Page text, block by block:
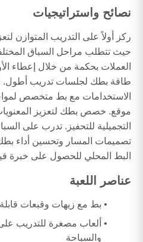
نصائح واستراتيجيات
ركز أولاً على التدريب المتوازن
حيث تتطلب مراحل السباق
العملات بحكمة من خلال إعطاء
طاقة بطك لجلسات تدريب أطول.
الاستخدامات مع بط متخصص
موقع. خصص بطك لتعزيز
التجميلية للتحفيز. تدرب على
تصميمات المسار وتحسين أداء
البط المحلي للحصول على خبرة
عناصر اللعبة
بط مع زيهات وقبعات
ألعاب مصغرة للتدريب
والسباحة